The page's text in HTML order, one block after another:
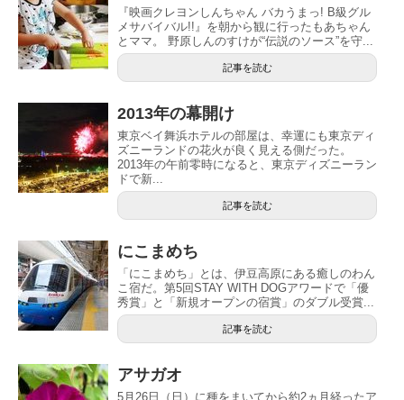
『映画クレヨンしんちゃん バカうまっ! B級グル
メサバイバル!!』を朝から観に行ったもあちゃん
とママ。 野原しんのすけが“伝説のソース”を守...
記事を読む
2013年の幕開け
東京ベイ舞浜ホテルの部屋は、幸運にも東京ディ
ズニーランドの花火が良く見える側だった。
2013年の午前零時になると、東京ディズニーラン
ドで新...
記事を読む
にこまめち
「にこまめち」とは、伊豆高原にある癒しのわん
こ宿だ。第5回STAY WITH DOGアワードで「優
秀賞」と「新規オープンの宿賞」のダブル受賞...
記事を読む
アサガオ
5月26日（日）に種をまいてから約2ヵ月経ったア